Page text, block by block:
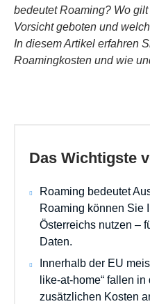
bedeutet Roaming? Wo
Vorsicht geboten und
In diesem Artikel erfahren
Roamingkosten und wie
Das Wichtigste
Roaming bedeutet
Roaming können Sie
Österreichs nutzen –
Daten.
Innerhalb der EU
like-at-home“ fallen
zusätzlichen Kosten